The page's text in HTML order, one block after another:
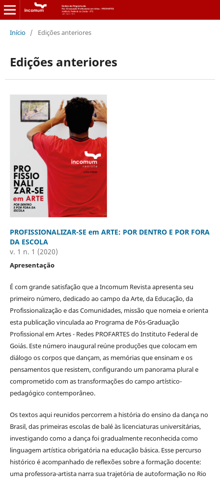
Início / Edições anteriores
Edições anteriores
PROFISSIONALIZAR-SE em ARTE: POR DENTRO E POR FORA
DA ESCOLA
v. 1 n. 1 (2020)
Apresentação
É com grande satisfação que a Incomum Revista apresenta seu
primeiro número, dedicado ao campo da Arte, da Educação, da
Profissionalização e das Comunidades, missão que nomeia e orienta
esta publicação vinculada ao Programa de Pós-Graduação
Profissional em Artes - Redes PROFARTES do Instituto Federal de
Goiás. Este número inaugural reúne produções que colocam em
diálogo os corpos que dançam, as memórias que ensinam e os
pensamentos que resistem, configurando um panorama plural e
comprometido com as transformações do campo artístico-
pedagógico contemporâneo.
Os textos aqui reunidos percorrem a história do ensino da dança no
Brasil, das primeiras escolas de balé às licenciaturas universitárias,
investigando como a dança foi gradualmente reconhecida como
linguagem artística obrigatória na educação básica. Esse percurso
histórico é acompanhado de reflexões sobre a formação docente:
uma professora-artista narra sua trajetória de autoformação no Rio